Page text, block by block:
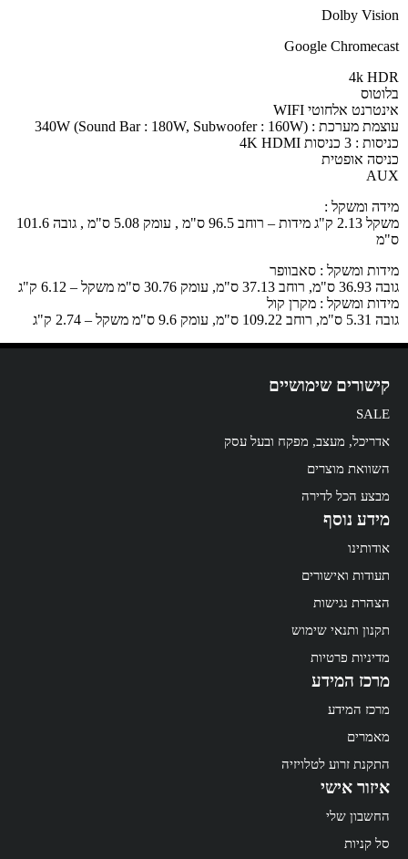
Dolby Vision
Google Chromecast
4k HDR
בלוטוס
אינטרנט אלחוטי WIFI
עוצמת מערכת : 340W (Sound Bar : 180W, Subwoofer : 160W)
כניסות : 3 כניסות 4K HDMI
כניסה אופטית
AUX
מידה ומשקל :
משקל 2.13 ק"ג מידות – רוחב 96.5 ס"מ , עומק 5.08 ס"מ , גובה 101.6
ס"מ
מידות ומשקל : סאבוופר
גובה 36.93 ס"מ, רוחב 37.13 ס"מ, עומק 30.76 ס"מ משקל – 6.12 ק"ג
מידות ומשקל : מקרן קול
גובה 5.31 ס"מ, רוחב 109.22 ס"מ, עומק 9.6 ס"מ משקל – 2.74 ק"ג
קישורים שימושיים
SALE
אדריכל, מעצב, מפקח ובעל עסק
השוואת מוצרים
מבצע הכל לדירה
מידע נוסף
אודותינו
תעודות ואישורים
הצהרת נגישות
תקנון ותנאי שימוש
מדיניות פרטיות
מרכז המידע
מרכז המידע
מאמרים
התקנת זרוע לטלויזיה
איזור אישי
החשבון שלי
סל קניות